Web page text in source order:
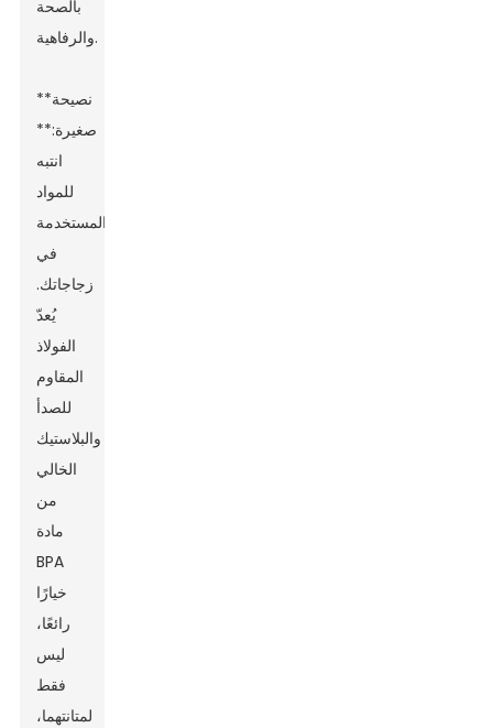
بالصحة
والرفاهية.
**نصيحة
صغيرة:**
انتبه
للمواد
المستخدمة
في
زجاجاتك.
يُعدّ
الفولاذ
المقاوم
للصدأ
والبلاستيك
الخالي
من
مادة
BPA
خيارًا
رائعًا،
ليس
فقط
لمتانتهما،